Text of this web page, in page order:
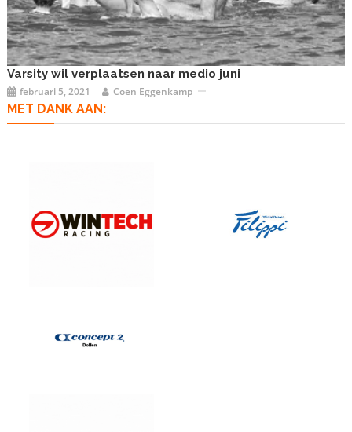
Varsity wil verplaatsen naar medio juni
februari 5, 2021 Coen Eggenkamp
MET DANK AAN: